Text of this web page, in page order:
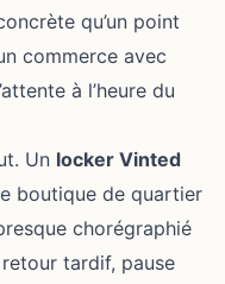
qu’un point
commerce avec
à l’heure du
Un locker Vinted
boutique de quartier
chorégraphié
tardif, pause